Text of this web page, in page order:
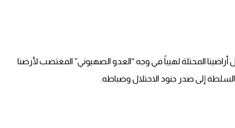
المحتلة لهيباً في وجه “العدو الصهيوني” المغتصب لأرضنا
إلى صدر جنود الاحتلال وضباطه.